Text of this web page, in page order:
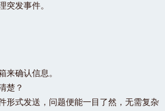
发事件。
确认信息。
楚？
式发送，问题便能一目了然，无需复杂